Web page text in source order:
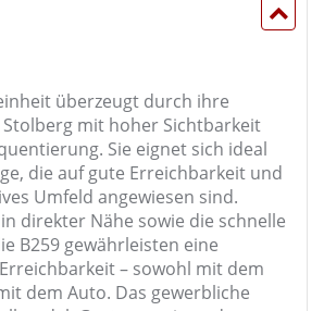
überzeugt durch ihre
Stolberg mit hoher Sichtbarkeit
Sie eignet sich ideal
die auf gute Erreichbarkeit und
Umfeld angewiesen sind.
direkter Nähe sowie die schnelle
B259 gewährleisten eine
– sowohl mit dem
dem Auto. Das gewerbliche